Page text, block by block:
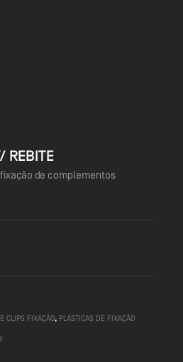
REBITE
fixação de complementos
CLIPS FIXAÇÃO, PLÁSTICAS DE FIXAÇÃO